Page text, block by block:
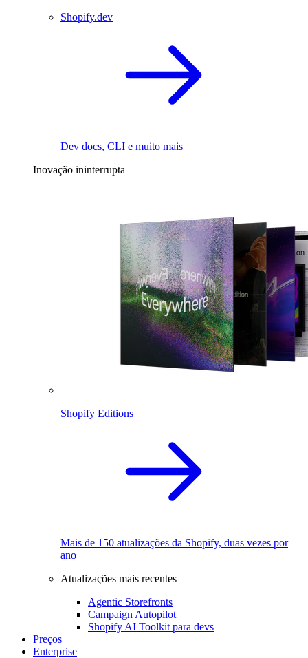
Shopify.dev
Dev docs, CLI e muito mais
Inovação ininterrupta
Shopify Editions
Mais de 150 atualizações da Shopify, duas vezes por
ano
Atualizações mais recentes
Agentic Storefronts
Campaign Autopilot
Shopify AI Toolkit para devs
Preços
Enterprise